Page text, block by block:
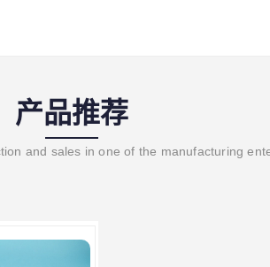
产品推荐
and sales in one of the manufacturing